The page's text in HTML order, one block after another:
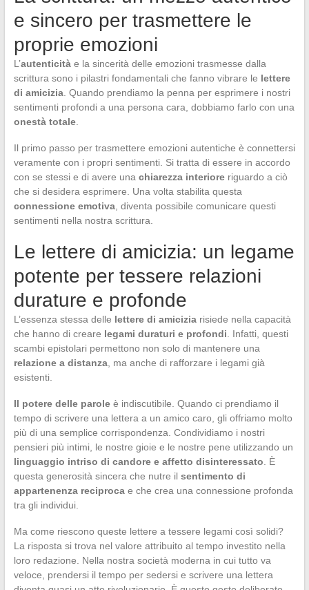
e sincero per trasmettere le
proprie emozioni
L’autenticitàe la sincerità delle emozioni trasmesse dalla
scrittura sono i pilastri fondamentali che fanno vibrare le lettere
di amicizia. Quando prendiamo la penna per esprimere i nostri
sentimenti profondi a una persona cara, dobbiamo farlo con una
onestà totale.
Il primo passo per trasmettere emozioni autentiche è connettersi
veramente con i propri sentimenti. Si tratta di essere in accordo
con se stessi e di avere una chiarezza interioreriguardo a ciò
che si desidera esprimere. Una volta stabilita questa
connessione emotiva, diventa possibile comunicare questi
sentimenti nella nostra scrittura.
Le lettere di amicizia: un legame
potente per tessere relazioni
durature e profonde
L’essenza stessa delle lettere di amiciziarisiede nella capacità
che hanno di creare legami duraturi e profondi . Infatti, questi
scambi epistolari permettono non solo di mantenere una
relazione a distanza, ma anche di rafforzare i legami già
esistenti.
Il potere delle paroleè indiscutibile. Quando ci prendiamo il
tempo di scrivere una lettera a un amico caro, gli offriamo molto
più di una semplice corrispondenza. Condividiamo i nostri
pensieri più intimi, le nostre gioie e le nostre pene utilizzando un
linguaggio intriso di candore e affetto disinteressato . È
questa generosità sincera che nutre il sentimento di
appartenenza reciprocae che crea una connessione profonda
tra gli individui.
Ma come riescono queste lettere a tessere legami così solidi?
La risposta si trova nel valore attribuito al tempo investito nella
loro redazione. Nella nostra società moderna in cui tutto va
veloce, prendersi il tempo per sedersi e scrivere una lettera